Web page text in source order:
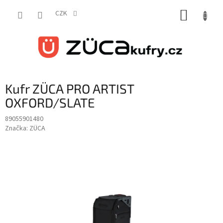
CZK
Kufr ZÜCA PRO ARTIST
OXFORD/SLATE
89055901480
Značka: ZÜCA